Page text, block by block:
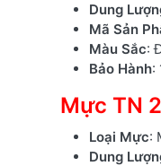
Dung
Mã Sản
Màu Sắc:
Bảo Hành:
Mực TN
Loại Mực:
Dung